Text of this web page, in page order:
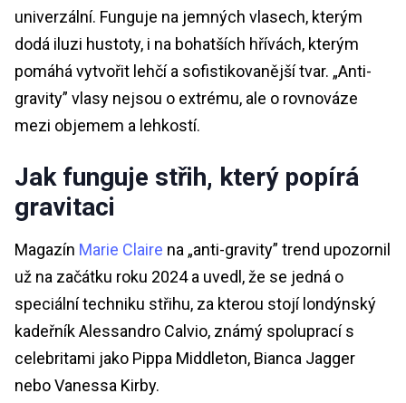
univerzální. Funguje na jemných vlasech, kterým
dodá iluzi hustoty, i na bohatších hřívách, kterým
pomáhá vytvořit lehčí a sofistikovanější tvar. „Anti-
gravity” vlasy nejsou o extrému, ale o rovnováze
mezi objemem a lehkostí.
Jak funguje střih, který popírá
gravitaci
Magazín Marie Claire na „anti-gravity” trend upozornil
už na začátku roku 2024 a uvedl, že se jedná o
speciální techniku střihu, za kterou stojí londýnský
kadeřník Alessandro Calvio, známý spoluprací s
celebritami jako Pippa Middleton, Bianca Jagger
nebo Vanessa Kirby.